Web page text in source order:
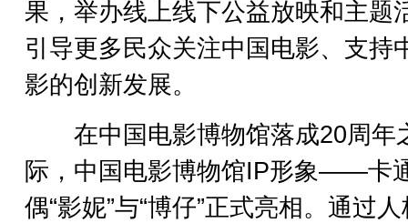
果，举办线上线下公益放映和主题
引导更多民众关注中国电影、支持
影的创新发展。
在中国电影博物馆落成20周年
际，中国电影博物馆IP形象——卡
偶“影妮”与“博仔”正式亮相。通过